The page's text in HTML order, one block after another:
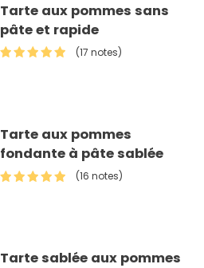
Tarte aux pommes sans
pâte et rapide
(17 notes)
Tarte aux pommes
fondante à pâte sablée
(16 notes)
Tarte sablée aux pommes